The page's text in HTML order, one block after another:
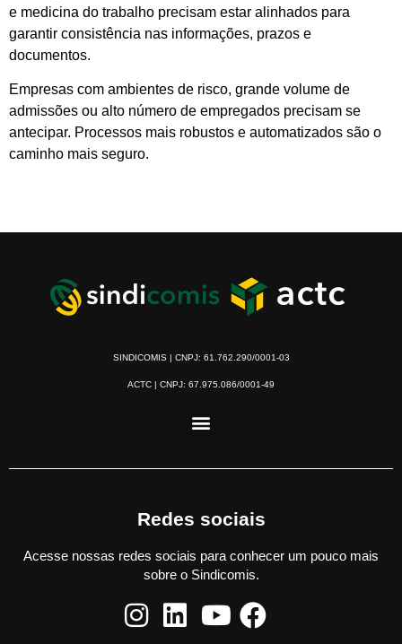
e medicina do trabalho precisam estar alinhados para
garantir consistência nas informações, prazos e
documentos.
Empresas com ambientes de risco, grande volume de
admissões ou alto número de empregados precisam se
antecipar. Processos mais robustos e automatizados são o
caminho mais seguro.
SINDICOMIS | CNPJ: 61.762.290/0001-03
ACTC | CNPJ: 67.975.086/0001-49
Redes sociais
Acesse nossas redes sociais para conhecer um pouco mais
sobre o Sindicomis.